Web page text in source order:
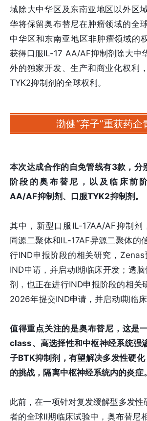
域除大中华区及东南亚地区以外区
华将保留奥布替尼在肿瘤领域的全
中华区和东南亚地区非肿瘤领域的
获得口服IL-17 AA/AF抑制剂除大中
外的独家开发、生产和商业化权利
TYK2抑制剂的全球权利。
渤健“弃子”重获药企
本次达成合作的自免管线有3款，分
阶段的奥布替尼，以及临床前
AA/AF抑制剂、口服TYK2抑制剂。
其中，新型口服IL-17AA/AF抑制剂
同源二聚体和IL-17AF异源二聚体的
行IND申报阶段的相关研究，
IND申请，并启动I期临床开发；透
剂，也正在进行IND申报阶段的相关
2026年提交IND申请，并启动I期临床
值得重点关注的是奥布替尼，这是
class、高选择性和中枢神经系统强
子BTK抑制剂，有望解决多发性硬
的挑战，隔离中枢神经系统内的炎症。
此前，在一项针对复发缓解型多发性
者的全球Ⅱ期临床试验中，奥布替尼